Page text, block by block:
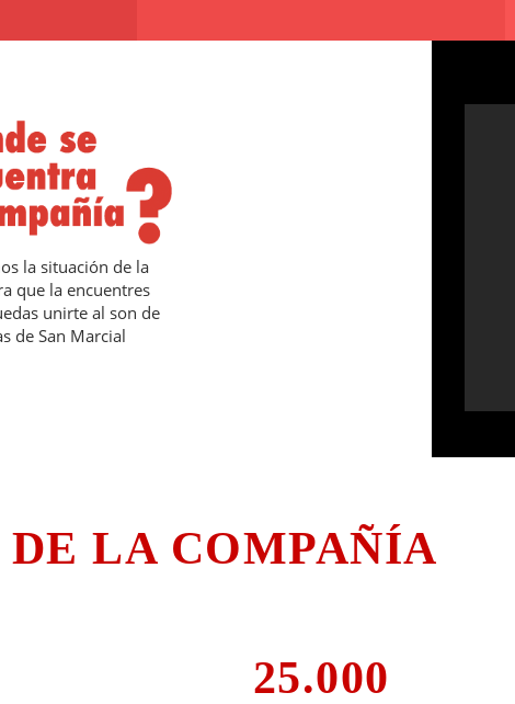
la situación de la
que la encuentres
unirte al son de
de San Marcial
DE LA COMPAÑÍA
25.000